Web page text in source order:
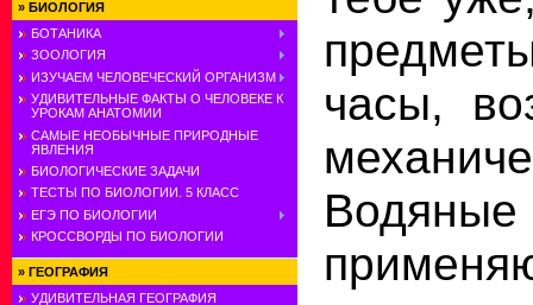
» БИОЛОГИЯ
БОТАНИКА
ЗООЛОГИЯ
ИЗУЧАЕМ ЧЕЛОВЕЧЕСКИЙ ОРГАНИЗМ
УДИВИТЕЛЬНЫЕ ФАКТЫ О ЧЕЛОВЕКЕ К
УРОКАМ АНАТОМИИ
САМЫЕ НЕОБЫЧНЫЕ ПРИРОДНЫЕ
ЯВЛЕНИЯ
БИОЛОГИЧЕСКИЕ ЗАДАЧИ
ТЕСТЫ ПО БИОЛОГИИ. 5 КЛАСС
ЕГЭ ПО БИОЛОГИИ
КРОССВОРДЫ ПО БИОЛОГИИ
» ГЕОГРАФИЯ
УДИВИТЕЛЬНАЯ ГЕОГРАФИЯ
часы,